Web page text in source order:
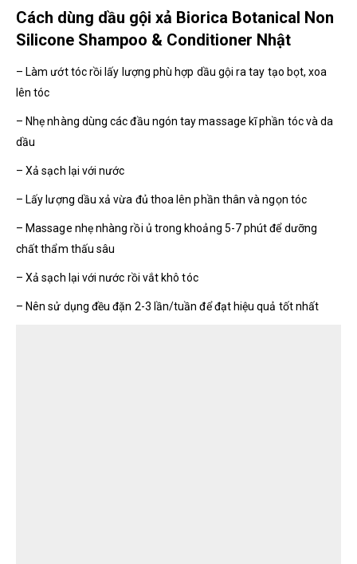
Cách dùng dầu gội xả Biorica Botanical Non
Silicone Shampoo & Conditioner Nhật
– Làm ướt tóc rồi lấy lượng phù hợp dầu gội ra tay tạo bọt, xoa
lên tóc
– Nhẹ nhàng dùng các đầu ngón tay massage kĩ phần tóc và da
dầu
– Xả sạch lại với nước
– Lấy lượng dầu xả vừa đủ thoa lên phần thân và ngọn tóc
– Massage nhẹ nhàng rồi ủ trong khoảng 5-7 phút để dưỡng
chất thẩm thấu sâu
– Xả sạch lại với nước rồi vắt khô tóc
– Nên sử dụng đều đặn 2-3 lần/tuần để đạt hiệu quả tốt nhất